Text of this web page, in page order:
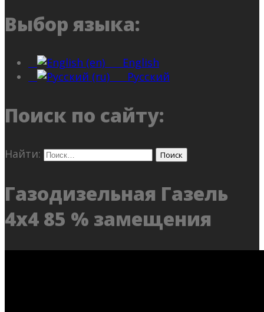
Выбор языка:
English
Русский
Поиск по сайту:
Найти:
Газодизельная Газель
4х4 85 % замещения